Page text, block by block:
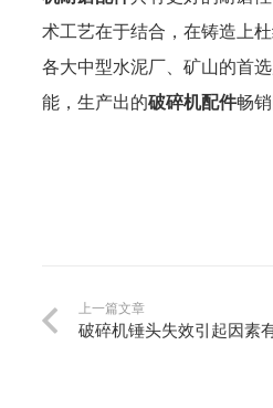
术工艺在于结合，在铸造
各大中型水泥厂、矿山的首
能，生产出的破碎机配件畅销
上一篇文章
破碎机锤头失效引起因素